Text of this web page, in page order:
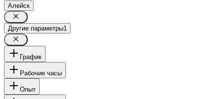
Алейск
Другие параметры1
График
Рабочие часы
Опыт